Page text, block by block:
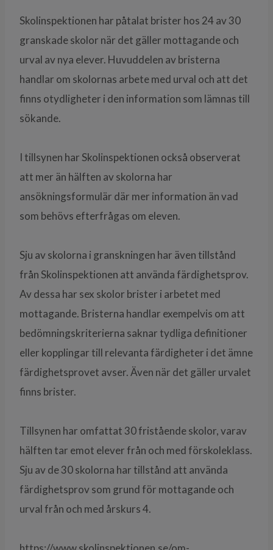
Skolinspektionen har påtalat brister hos 24 av 30
granskade skolor när det gäller mottagande och
urval av nya elever. Huvuddelen av bristerna
handlar om skolornas arbete med urval och att det
finns otydligheter i den information som lämnas till
sökande.
I tillsynen har Skolinspektionen också observerat
att mer än hälften av skolorna har
ansökningsformulär där mer information än vad
som behövs efterfrågas om eleven.
Sju av skolorna i granskningen har även tillstånd
från Skolinspektionen att använda färdighetsprov.
Av dessa har sex skolor brister i arbetet med
mottagande. Bristerna handlar exempelvis om att
bedömningskriterierna saknar tydliga definitioner
eller kopplingar till relevanta färdigheter i det ämne
färdighetsprovet avser. Även när det gäller urvalet
finns brister.
Tillsynen har omfattat 30 fristående skolor, varav
hälften tar emot elever från och med förskoleklass.
Sju av de 30 skolorna har tillstånd att använda
färdighetsprov som grund för mottagande och
urval från och med årskurs 4.